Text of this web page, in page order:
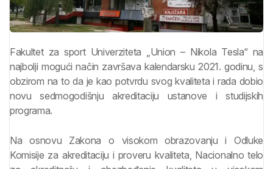
Fakultet za sport Univerziteta „Union – Nikola Tesla“ na
najbolji mogući način završava kalendarsku 2021. godinu, s
obzirom na to da je kao potvrdu svog kvaliteta i rada dobio
novu sedmogodišnju akreditaciju ustanove i studijskih
programa.
Na osnovu Zakona o visokom obrazovanju i Odluke
Komisije za akreditaciju i proveru kvaliteta, Nacionalno telo